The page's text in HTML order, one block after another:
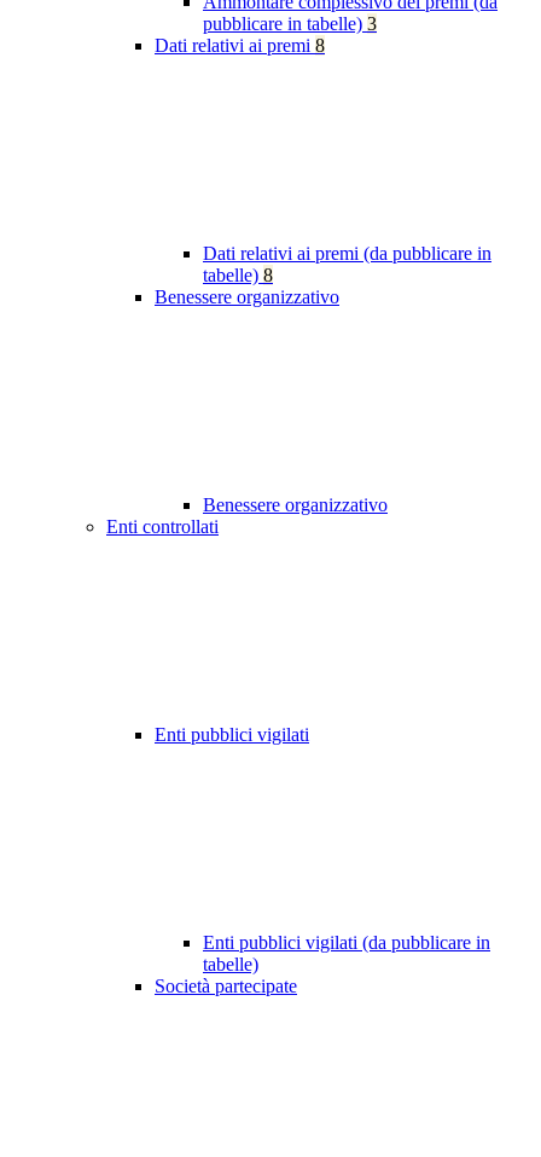
pubblicare in tabelle) 3
Dati relativi ai premi 8
Dati relativi ai premi (da pubblicare in
tabelle) 8
Benessere organizzativo
Benessere organizzativo
Enti controllati
Enti pubblici vigilati
Enti pubblici vigilati (da pubblicare in
tabelle)
Società partecipate